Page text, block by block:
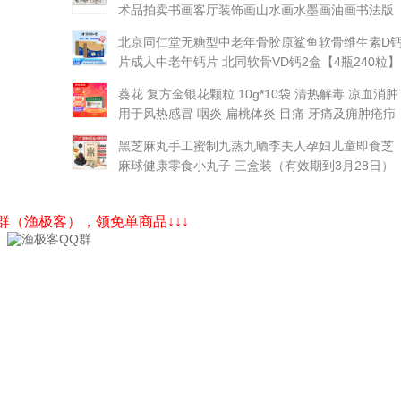
术品拍卖书画客厅装饰画山水画水墨画油画书法版
北京同仁堂无糖型中老年骨胶原鲨鱼软骨维生素D
片成人中老年钙片 北同软骨VD钙2盒【4瓶240粒】
葵花 复方金银花颗粒 10g*10袋 清热解毒 凉血消肿
用于风热感冒 咽炎 扁桃体炎 目痛 牙痛及痈肿疮疖
黑芝麻丸手工蜜制九蒸九晒李夫人孕妇儿童即食芝
麻球健康零食小丸子 三盒装（有效期到3月28日）
（渔极客），领免单商品↓↓↓